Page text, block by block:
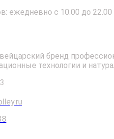
ежедневно с 10.00 до 22.00
бренд
технологии и